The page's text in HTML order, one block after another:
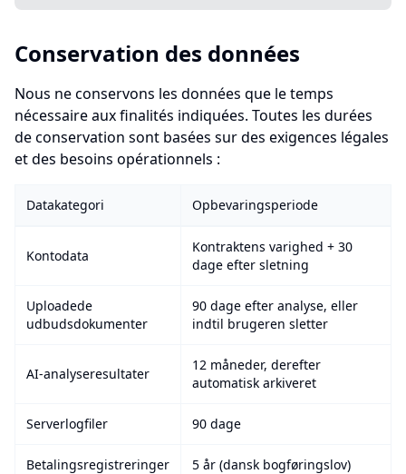
Conservation des données
Nous ne conservons les données que le temps
nécessaire aux finalités indiquées. Toutes les durées
de conservation sont basées sur des exigences légales
et des besoins opérationnels :
Datakategori Opbevaringsperiode
Kontodata
Kontraktens varighed + 30
dage efter sletning
Uploadede
udbudsdokumenter
90 dage efter analyse, eller
indtil brugeren sletter
AI-analyseresultater
12 måneder, derefter
automatisk arkiveret
Serverlogfiler 90 dage
Betalingsregistreringer 5 år (dansk bogføringslov)